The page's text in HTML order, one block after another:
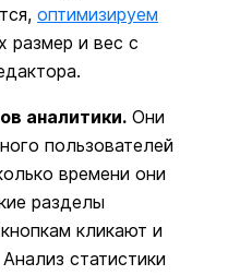
оптимизируем
размер и вес с
аналитики. Они
пользователей
времени они
разделы
кликают и
статистики